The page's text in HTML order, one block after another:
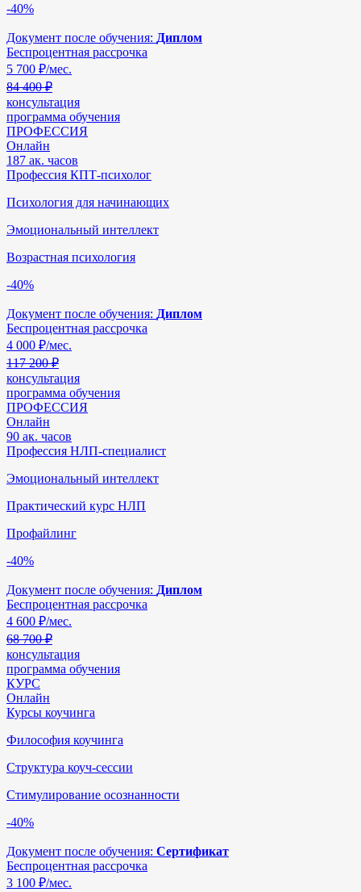
-40%
Документ после обучения: Диплом
Беспроцентная рассрочка
5 700 ₽/мес.
84 400 ₽
консультация
программа обучения
ПРОФЕССИЯ
Онлайн
187 ак. часов
Профессия КПТ-психолог
Психология для начинающих
Эмоциональный интеллект
Возрастная психология
-40%
Документ после обучения: Диплом
Беспроцентная рассрочка
4 000 ₽/мес.
117 200 ₽
консультация
программа обучения
ПРОФЕССИЯ
Онлайн
90 ак. часов
Профессия НЛП-специалист
Эмоциональный интеллект
Практический курс НЛП
Профайлинг
-40%
Документ после обучения: Диплом
Беспроцентная рассрочка
4 600 ₽/мес.
68 700 ₽
консультация
программа обучения
КУРС
Онлайн
Курсы коучинга
Философия коучинга
Структура коуч-сессии
Стимулирование осознанности
-40%
Документ после обучения: Сертификат
Беспроцентная рассрочка
3 100 ₽/мес.